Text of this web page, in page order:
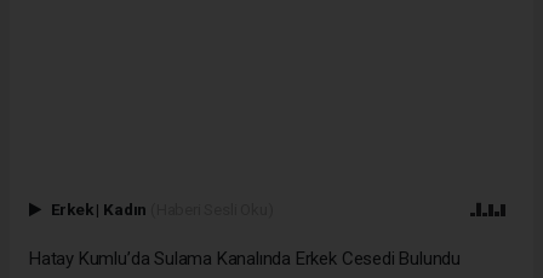
Erkek | Kadın
Hatay Kumlu’da Sulama Kanalında Erkek Cesedi Bulundu